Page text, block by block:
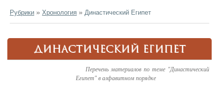
Рубрики » Хронология » Династический Египет
ДИНАСТИЧЕСКИЙ ЕГИПЕТ
Перечень материалов по теме "Династический
Египет" в алфавитном порядке